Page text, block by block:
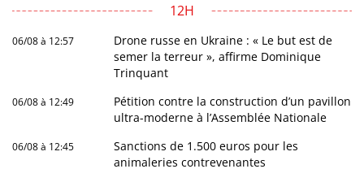
12H
06/08 à 12:57
Drone russe en Ukraine : « Le but est de
semer la terreur », affirme Dominique
Trinquant
06/08 à 12:49
Pétition contre la construction d’un pavillon
ultra-moderne à l’Assemblée Nationale
06/08 à 12:45
Sanctions de 1.500 euros pour les
animaleries contrevenantes